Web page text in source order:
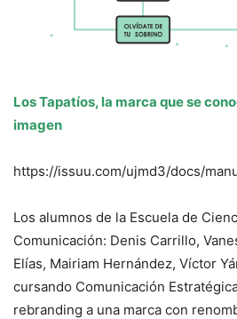
Los Tapatíos, la marca que se
imagen
https://issuu.com/ujmd3/docs/
Los alumnos de la Escuela de
Comunicación: Denis Carrillo,
Elías, Mairiam Hernández, Víctor
cursando Comunicación
rebranding a una marca con